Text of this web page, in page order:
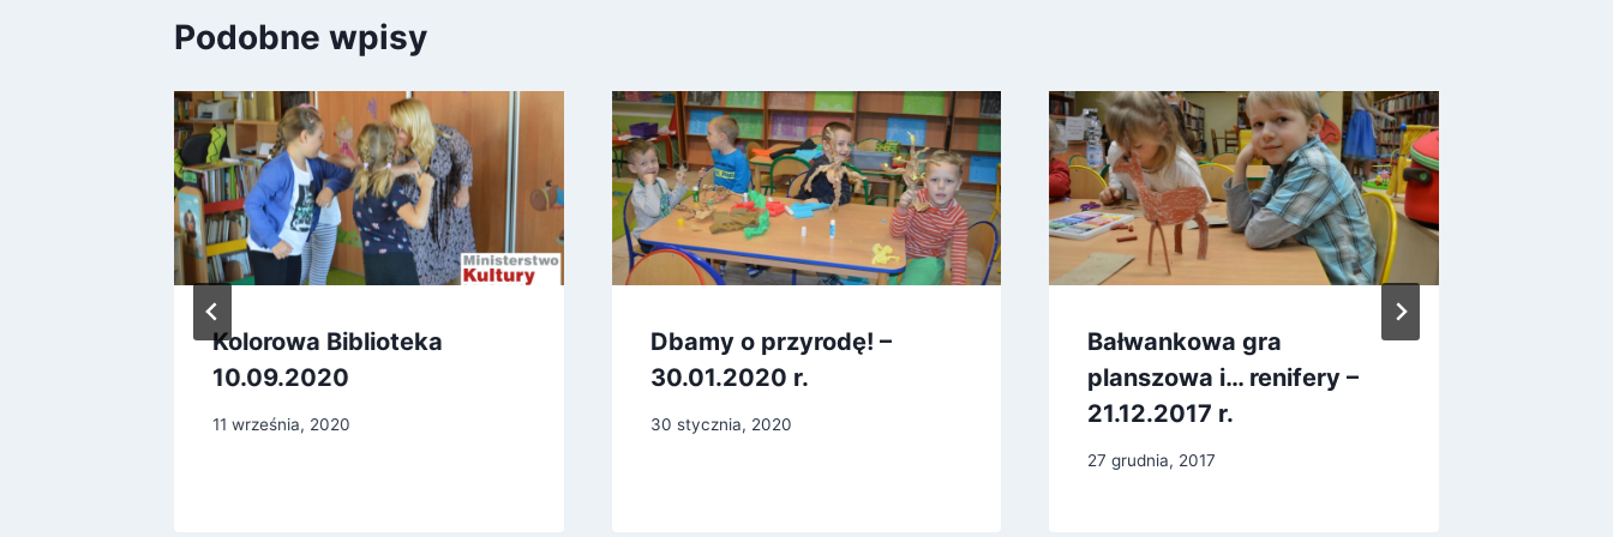
Podobne wpisy
Kolorowa Biblioteka
10.09.2020
11 września, 2020
Dbamy o przyrodę! –
30.01.2020 r.
30 stycznia, 2020
Bałwankowa gra
planszowa i… renifery –
21.12.2017 r.
27 grudnia, 2017